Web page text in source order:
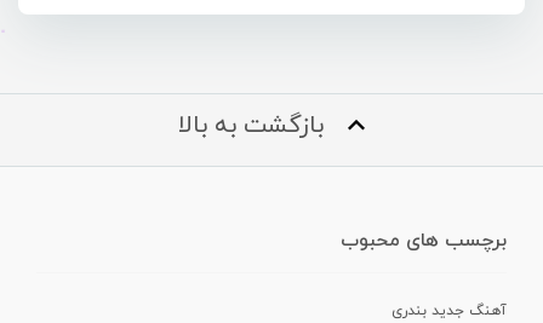
بازگشت به بالا
برچسب های محبوب
آهنگ جدید بندری